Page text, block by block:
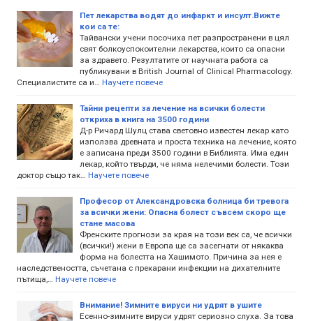
Пет лекарства водят до инфаркт и инсулт.Вижте
кои са те:
Тайвански учени посочиха пет разпространени в цял
свят болкоуспокоителни лекарства, които са опасни
за здравето. Резултатите от научната работа са
публикувани в British Journal of Clinical Pharmacology.
Специалистите са и…
Научете повече
Тайни рецепти за лечение на всички болести
откриха в книга на 3500 години
Д-р Ричард Шулц става световно известен лекар като
използва древната и проста техника на лечение, която
е записана преди 3500 години в Библията. Има един
лекар, който твърди, че няма нелечими болести. Този
доктор също так…
Научете повече
Профeсор от Александровска болница би тревога
за всички жени: Опасна болест съвсем скоро ще
стане масова
Френските прогнози за края на този век са, че всички
(всички!) жени в Европа ще са засегнати от някаква
форма на болестта на Хашимото. Причина за нея е
наследствеността, съчетана с прекарани инфекции на дихателните
пътища,…
Научете повече
Внимание! Зимните вируси ни удрят в ушите
Есенно-зимните вируси удрят сериозно слуха. За това